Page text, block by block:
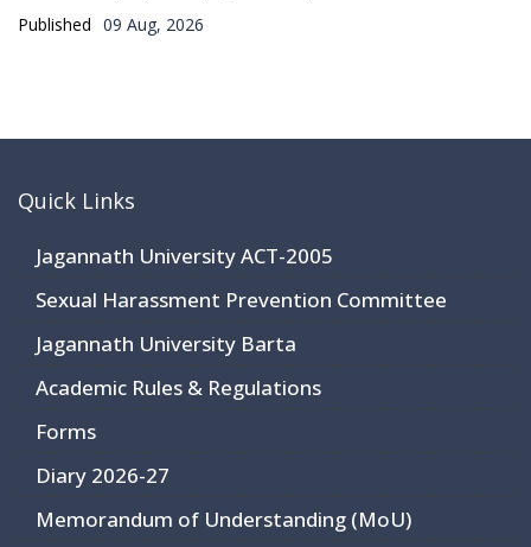
Published 09 Aug, 2026
Quick Links
Jagannath University ACT-2005
Sexual Harassment Prevention Committee
Jagannath University Barta
Academic Rules & Regulations
Forms
Diary 2026-27
Memorandum of Understanding (MoU)